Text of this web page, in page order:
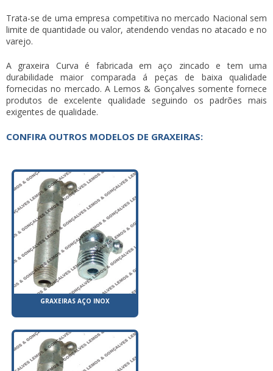
Trata-se de uma empresa competitiva no mercado Nacional sem
limite de quantidade ou valor, atendendo vendas no atacado e no
varejo.
A graxeira Curva é fabricada em aço zincado e tem uma
durabilidade maior comparada á peças de baixa qualidade
fornecidas no mercado. A Lemos & Gonçalves somente fornece
produtos de excelente qualidade seguindo os padrões mais
exigentes de qualidade.
CONFIRA OUTROS MODELOS DE GRAXEIRAS:
GRAXEIRAS AÇO INOX